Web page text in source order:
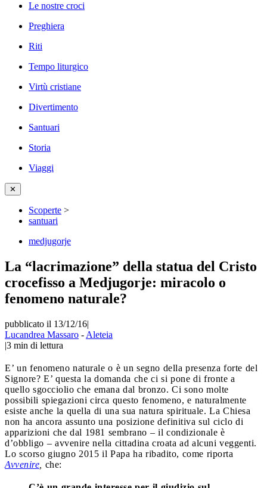
Le nostre croci
Preghiera
Riti
Tempo liturgico
Virtù cristiane
Divertimento
Santuari
Storia
Viaggi
✕
Scoperte >
santuari
medjugorje
La “lacrimazione” della statua del Cristo
crocefisso a Medjugorje: miracolo o
fenomeno naturale?
pubblicato il 13/12/16|
Lucandrea Massaro - Aleteia
|3 min di lettura
E’ un fenomeno naturale o è un segno della presenza forte del
Signore? E’ questa la domanda che ci si pone di fronte a
quello sgocciolio che emana dal bronzo. Ci sono molte
possibili spiegazioni circa questo fenomeno, e naturalmente
esiste anche la quella di una sua natura spirituale. La Chiesa
non ha ancora assunto una posizione definitiva sul ciclo di
apparizioni che dal 1981 sembrano – il condizionale è
d’obbligo – avvenire nella cittadina croata ad alcuni veggenti.
Lo scorso giugno 2015 il Papa ha ribadito, come riporta
Avvenire che: